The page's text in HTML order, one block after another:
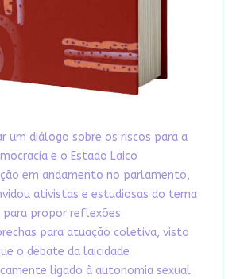
um diálogo sobre os riscos para a
e o Estado Laico
em andamento no parlamento,
ativistas e estudiosas do tema
para propor reflexões
para atuação coletiva, visto
o debate da laicidade
ligado à autonomia sexual